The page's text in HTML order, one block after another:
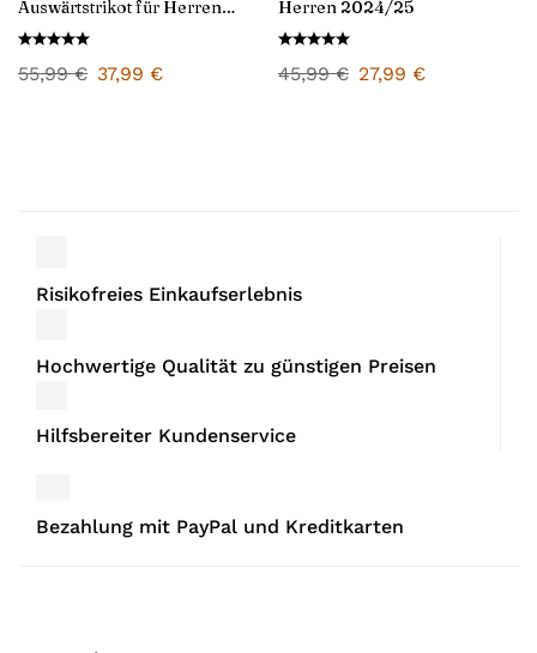
Auswärtstrikot für Herren
2024/25
55,99€ 37,99 €
Herren 2024/25
45,99€ 27,99 €
Risikofreies Einkaufserlebnis
Hochwertige Qualität zu günstigen Preisen
Hilfsbereiter Kundenservice
Bezahlung mit PayPal und Kreditkarten